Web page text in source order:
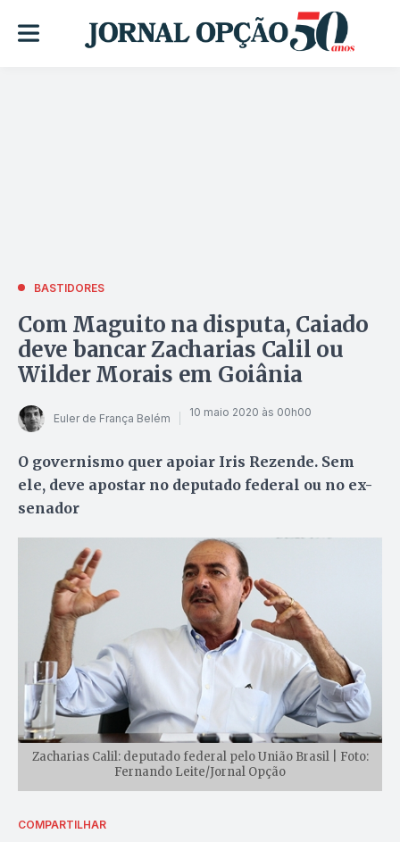
BASTIDORES
Com Maguito na disputa, Caiado
deve bancar Zacharias Calil ou
Wilder Morais em Goiânia
Euler de França Belém 10 maio 2020 às 00h00
O governismo quer apoiar Iris Rezende. Sem
ele, deve apostar no deputado federal ou no ex-
senador
Zacharias Calil: deputado federal pelo União Brasil | Foto:
Fernando Leite/Jornal Opção
COMPARTILHAR